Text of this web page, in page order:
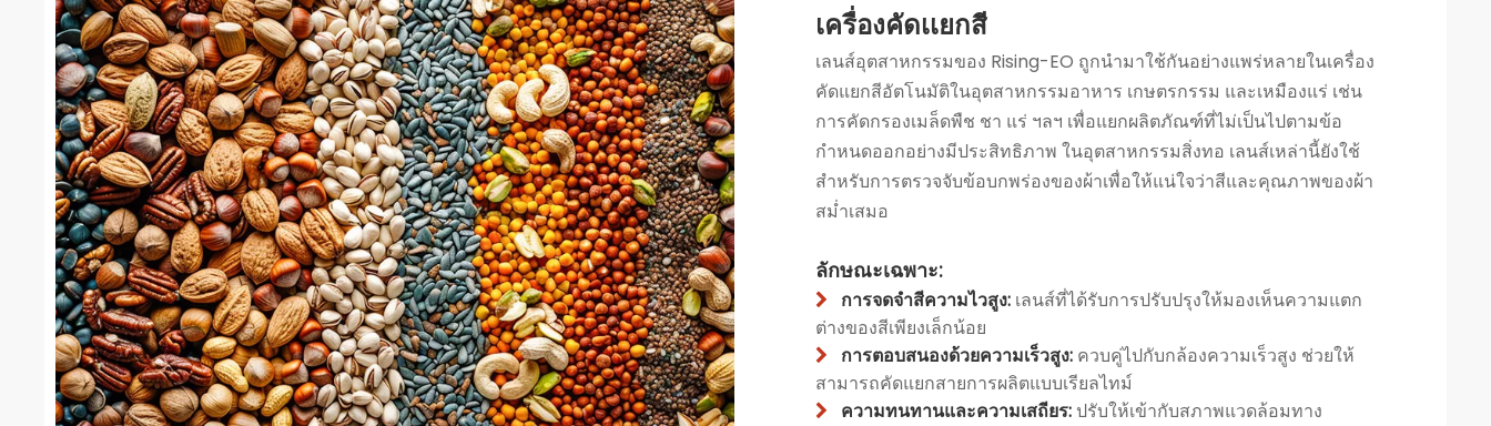
เครื่องคัดเเยกสี
เลนส์อุตสาหกรรมของ Rising-EO ถูกนำมาใช้กันอย่างแพร่หลายในเครื่อง
คัดแยกสีอัตโนมัติในอุตสาหกรรมอาหาร เกษตรกรรม และเหมืองแร่ เช่น
การคัดกรองเมล็ดพืช ชา แร่ ฯลฯ เพื่อแยกผลิตภัณฑ์ที่ไม่เป็นไปตามข้อ
กำหนดออกอย่างมีประสิทธิภาพ ในอุตสาหกรรมสิ่งทอ เลนส์เหล่านี้ยังใช้
สำหรับการตรวจจับข้อบกพร่องของผ้าเพื่อให้แน่ใจว่าสีและคุณภาพของผ้า
สม่ำเสมอ
ลักษณะเฉพาะ:
 การจดจำสีความไวสูง: เลนส์ที่ได้รับการปรับปรุงให้มองเห็นความแตก
ต่างของสีเพียงเล็กน้อย
 การตอบสนองด้วยความเร็วสูง: ควบคู่ไปกับกล้องความเร็วสูง ช่วยให้
สามารถคัดแยกสายการผลิตแบบเรียลไทม์
 ความทนทานและความเสถียร: ปรับให้เข้ากับสภาพแวดล้อมทาง